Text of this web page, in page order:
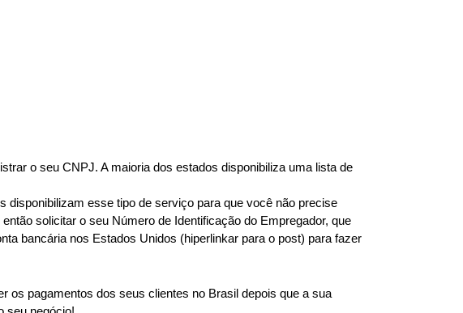
o seu CNPJ. A maioria dos estados disponibiliza uma lista de
disponibilizam esse tipo de serviço para que você não precise
solicitar o seu Número de Identificação do Empregador, que
bancária nos Estados Unidos (hiperlinkar para o post) para fazer
os pagamentos dos seus clientes no Brasil depois que a sua